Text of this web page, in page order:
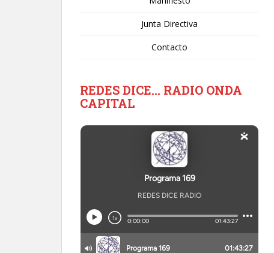
Junta Directiva
Contacto
REDES DICE… RADIO ONDA
CAPITAL